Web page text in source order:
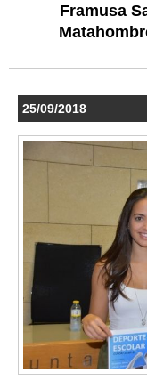
Framusa
25/09/2018